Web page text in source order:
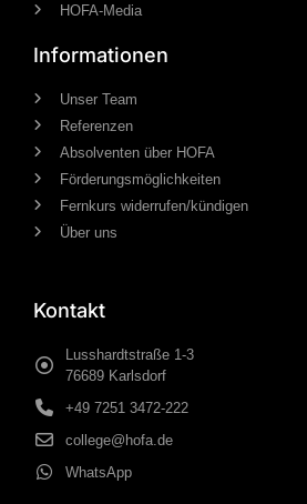
HOFA-Media
Informationen
Unser Team
Referenzen
Absolventen über HOFA
Förderungsmöglichkeiten
Fernkurs widerrufen/kündigen
Über uns
Kontakt
Lusshardtstraße 1-3
76689 Karlsdorf
+49 7251 3472-222
college@hofa.de
WhatsApp